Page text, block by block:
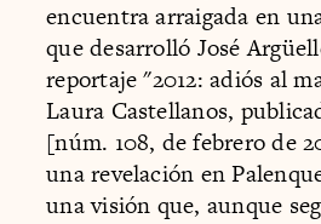
encuentra arraigada en
que desarrolló José
reportaje "2012: adiós al
Laura Castellanos,
[núm. 108, de febrero de
una revelación en
una visión que, aunque